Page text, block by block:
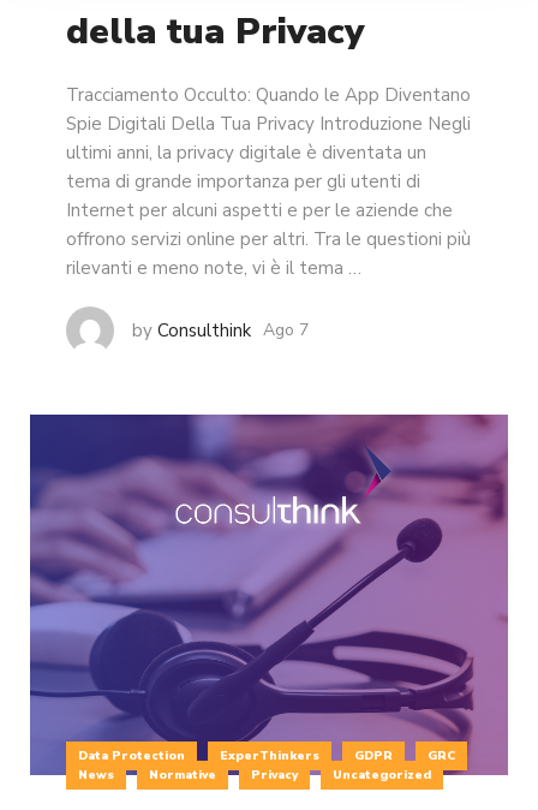
della tua Privacy
Tracciamento Occulto: Quando le App Diventano
Spie Digitali Della Tua Privacy Introduzione Negli
ultimi anni, la privacy digitale è diventata un
tema di grande importanza per gli utenti di
Internet per alcuni aspetti e per le aziende che
offrono servizi online per altri. Tra le questioni più
rilevanti e meno note, vi è il tema …
by Consulthink Ago 7
Data Protection ExperThinkers GDPR
GRC
News
Normative Privacy Uncategorized